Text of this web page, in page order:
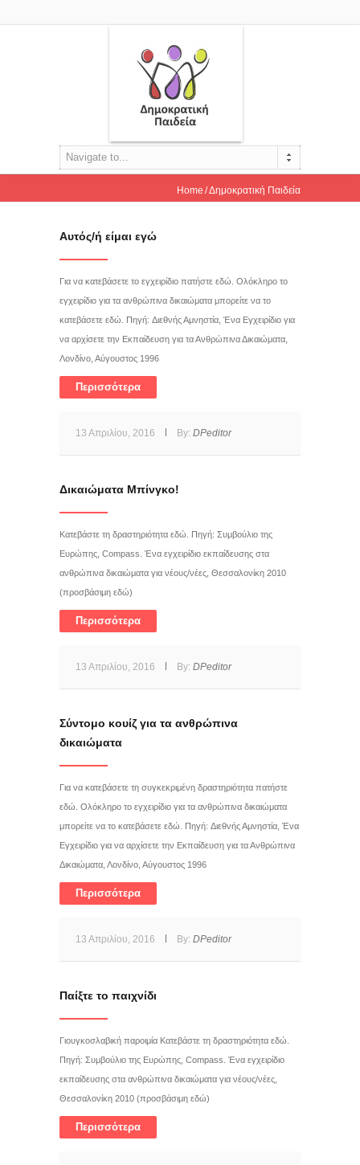
Navigate to...
Home Δημοκρατική Παιδεία
Αυτός/ή είμαι εγώ
Για να κατεβάσετε το εγχειρίδιο πατήστε εδώ. Ολόκληρο το
εγχειρίδιο για τα ανθρώπινα δικαιώματα μπορείτε να το
κατεβάσετε εδώ. Πηγή: Διεθνής Αμνηστία, Ένα Εγχειρίδιο για
να αρχίσετε την Εκπαίδευση για τα Ανθρώπινα Δικαιώματα,
Λονδίνο, Αύγουστος 1996
Περισσότερα
13 Απριλίου, 2016 By: DPeditor
Δικαιώματα Μπίνγκο!
Κατεβάστε τη δραστηριότητα εδώ. Πηγή: Συμβούλιο της
Ευρώπης, Compass. Ένα εγχειρίδιο εκπαίδευσης στα
ανθρώπινα δικαιώματα για νέους/νέες, Θεσσαλονίκη 2010
(προσβάσιμη εδώ)
Περισσότερα
13 Απριλίου, 2016 By: DPeditor
Σύντομο κουίζ για τα ανθρώπινα
δικαιώματα
Για να κατεβάσετε τη συγκεκριμένη δραστηριότητα πατήστε
εδώ. Ολόκληρο το εγχειρίδιο για τα ανθρώπινα δικαιώματα
μπορείτε να το κατεβάσετε εδώ. Πηγή: Διεθνής Αμνηστία, Ένα
Εγχειρίδιο για να αρχίσετε την Εκπαίδευση για τα Ανθρώπινα
Δικαιώματα, Λονδίνο, Αύγουστος 1996
Περισσότερα
13 Απριλίου, 2016 By: DPeditor
Παίξτε το παιχνίδι
Γιουγκοσλαβική παροιμία Κατεβάστε τη δραστηριότητα εδώ.
Πηγή: Συμβούλιο της Ευρώπης, Compass. Ένα εγχειρίδιο
εκπαίδευσης στα ανθρώπινα δικαιώματα για νέους/νέες,
Θεσσαλονίκη 2010 (προσβάσιμη εδώ)
Περισσότερα